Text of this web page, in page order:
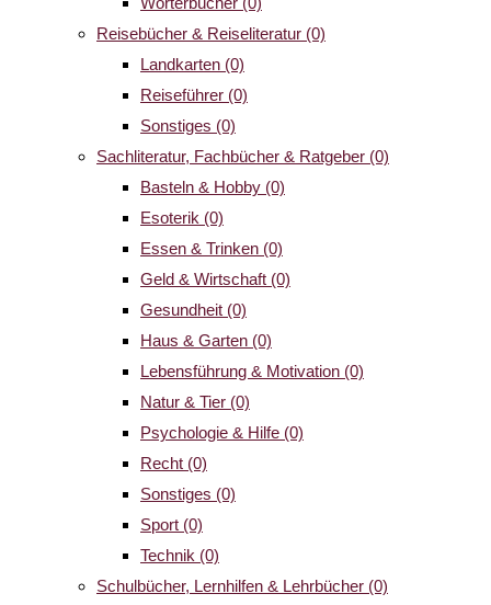
Reisebücher & Reiseliteratur (0)
Landkarten (0)
Reiseführer (0)
Sonstiges (0)
Sachliteratur, Fachbücher & Ratgeber (0)
Basteln & Hobby (0)
Esoterik (0)
Essen & Trinken (0)
Geld & Wirtschaft (0)
Gesundheit (0)
Haus & Garten (0)
Lebensführung & Motivation (0)
Natur & Tier (0)
Psychologie & Hilfe (0)
Recht (0)
Sonstiges (0)
Sport (0)
Technik (0)
Schulbücher, Lernhilfen & Lehrbücher (0)